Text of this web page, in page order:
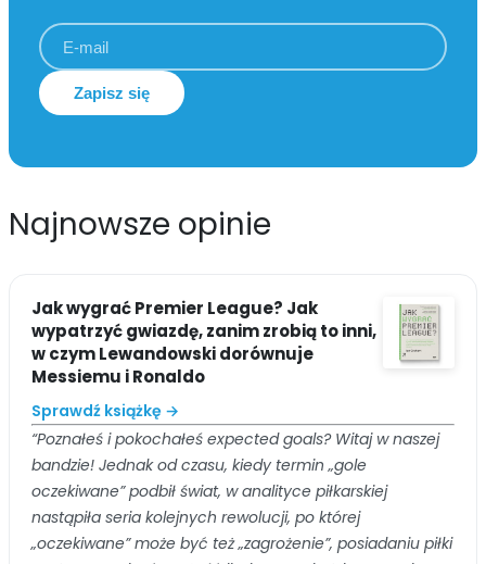
Zapisz się
Najnowsze opinie
Jak wygrać Premier League? Jak
wypatrzyć gwiazdę, zanim zrobią to inni,
w czym Lewandowski dorównuje
Messiemu i Ronaldo
Sprawdź książkę →
“Poznałeś i pokochałeś expected goals? Witaj w naszej
bandzie! Jednak od czasu, kiedy termin „gole
oczekiwane” podbił świat, w analityce piłkarskiej
nastąpiła seria kolejnych rewolucji, po której
„oczekiwane” może być też „zagrożenie”, posiadaniu piłki